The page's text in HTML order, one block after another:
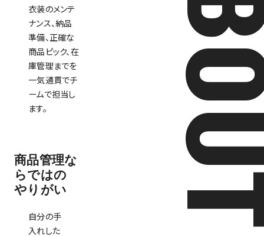
衣装のメンテ
ナンス、納品
準備、正確な
商品ピック、在
庫管理までを
一気通貫でチ
ームで担当し
ます。
商品管理な
らではの
やりがい
自分の手
入れした